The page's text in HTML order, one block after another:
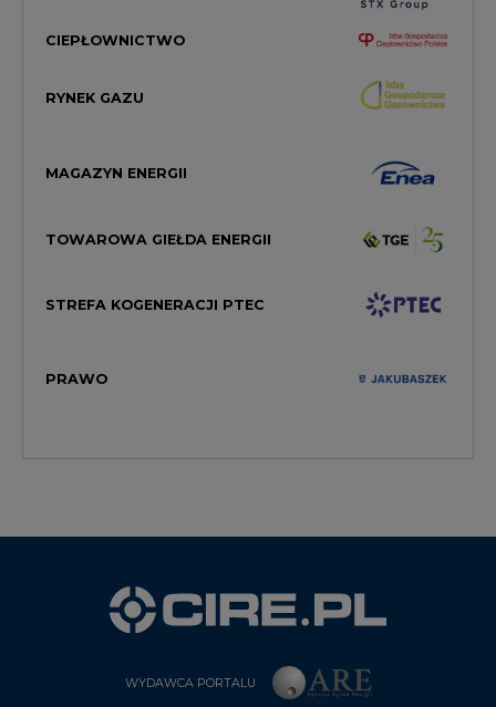
CIEPŁOWNICTWO
RYNEK GAZU
MAGAZYN ENERGII
TOWAROWA GIEŁDA ENERGII
STREFA KOGENERACJI PTEC
PRAWO
WYDAWCA PORTALU